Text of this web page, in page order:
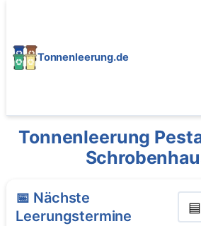
Tonnenleerung.de
Tonnenleerung
📅 Nächste
Leerungstermine
▤